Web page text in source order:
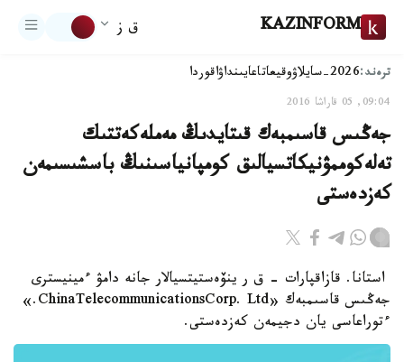
KAZINFORM ق ز
ترەند:2026-سايلاۋ وقيعاتاعايىنداۋاقوردا
09:04, 05 قاراشا 2016
جەڭىس قاسىمبەك قىتايدىڭ مەملەكەتتىك
تەلەكوممۋنيكاتسيالىق كومپانياسىنىڭ باسشىسىمەن
كەزدەستى
استانا. قازاقپارات - ق ر ينۆەستيتسيالار جانە دامۋ ءمينيسترى
جەڭىس قاسىمبەك «ChinaTelecommunicationsCorp. Ltd.»
ءتوراعاسى يان دجيمەن كەزدەستى.